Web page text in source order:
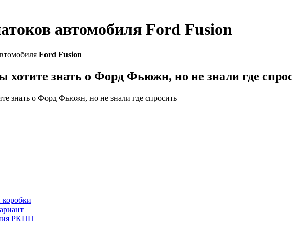
автомобиля Ford Fusion
Ford Fusion
хотите знать о Форд Фьюжн, но не знали где
знать о Форд Фьюжн, но не знали где спросить
РКПП